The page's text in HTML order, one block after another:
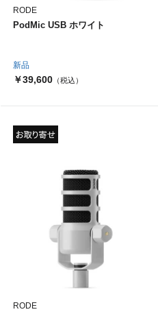
新品
RODE
PodMic USB ホワイト
￥39,600 （税込）
RODE